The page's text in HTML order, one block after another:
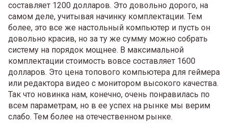
составляет 1200 долларов. Это довольно дорого, на
самом деле, учитывая начинку комплектации. Тем
более, это все же настольный компьютер и пусть он
довольно красив, но за ту же сумму можно собрать
систему на порядок мощнее. В максимальной
комплектации стоимость вовсе составляет 1600
долларов. Это цена топового компьютера для геймера
или редактора видео с монитором высокого качества.
Так что новинка нам, конечно, очень понравилась по
всем параметрам, но в ее успех на рынке мы верим
слабо. Тем более на отечественном рынке.